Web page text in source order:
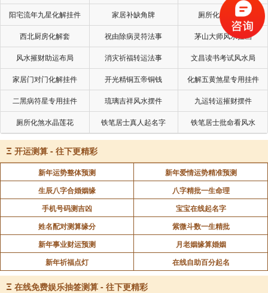
两个月，有一天从外头回来，女鬼就附身了。
在南京我们都求着这鬼，但我姑老太是贝勒福晋，世
派很盛，不但没求牠，还骂牠不要脸，我父亲就这样被
鬼折磨得死了。
姑老太差人来报讯，家里人骑马、赶骡车到达奕谟
府，只见府门口两个大火球，直滚动，牲口都吓得不敢
往前。火球愈滚愈远，不见了，家人才敢前往，进奕谟
府殓了我父亲的尸体，后来，家母才从南方赶去办丧
事。
我母亲就此守寡，生了我姐姐，我本是叁房，因为二
房没有子嗣，过继二房。
家里一直供着王小姐的照片，每年祭祖时，总有她一
份。先君遗相旁的小照片，就是她。
后来我长大了，我姑母家有个乩坛。有回她同我讲，
若要问事，可以斋戒沐浴后，半夜十二点多去问。
阳宅流年九星化解挂件 家居补缺角牌 厕所化秽气煞套
西北厨房化解套 祝由除病灵符法事 茅山大师风水挂画
风水摧财助运布局 消灾祈福转运法事 文昌读书考试风水局
家居门对门化解挂件 开光精铜五帝铜钱 化解五黄煞星专用挂件
二黑病符星专用挂件 琉璃吉祥风水摆件 九运转运摧财摆件
厕所化煞水晶莲花 铁笔居士真人起名字 铁笔居士批命看风水
Ξ 开运测算 - 往下更精彩
新年运势整体预测
新年爱情运势精准预测
生辰八字合婚姻缘
八字精批一生命理
手机号码测吉凶
宝宝在线起名字
姓名配对测算缘分
紫微斗数一生精批
新年事业财运预测
月老姻缘算婚姻
新年祈福点灯
在线自助百分起名
Ξ 在线免费娱乐抽签测算 - 往下更精彩